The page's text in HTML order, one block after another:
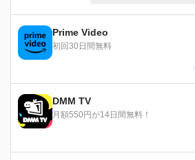
乗る彼は、強靱な尻尾を
えも一撃で吹き飛ばして
っていた。このラディッ
した際に生き残った、孫
ディッツは力なき悟飯を
仲間に加わるよう悟空に
地球人を絶滅させ、星を
悪な野望に手を貸すこと
悟空は宿命のライバル・
Prime Video
初回30日間無料
DMM TV
月額550円が14日間無料！